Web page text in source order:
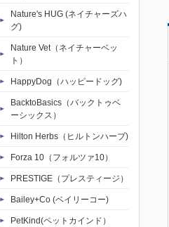
Nature's HUG (ネイチャーズハ
グ)
Nature Vet（ネイチャーベッ
ト）
HappyDog（ハッピードッグ)
BacktoBasics（バックトゥベ
ーシックス）
Hilton Herbs（ヒルトンハーブ)
Forza 10（フォルツァ10）
PRESTIGE（プレスティージ）
Bailey+Co (ベイリーコー)
PetKind(ペットカインド）